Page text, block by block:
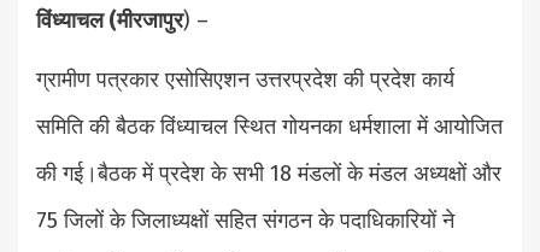
विंध्याचल (मीरजापुर) –
ग्रामीण पत्रकार एसोसिएशन उत्तरप्रदेश की प्रदेश कार्य
समिति की बैठक विंध्याचल स्थित गोयनका धर्मशाला में आयोजित
की गई।बैठक में प्रदेश के सभी 18 मंडलों के मंडल अध्यक्षों और
75 जिलों के जिलाध्यक्षों सहित संगठन के पदाधिकारियों ने